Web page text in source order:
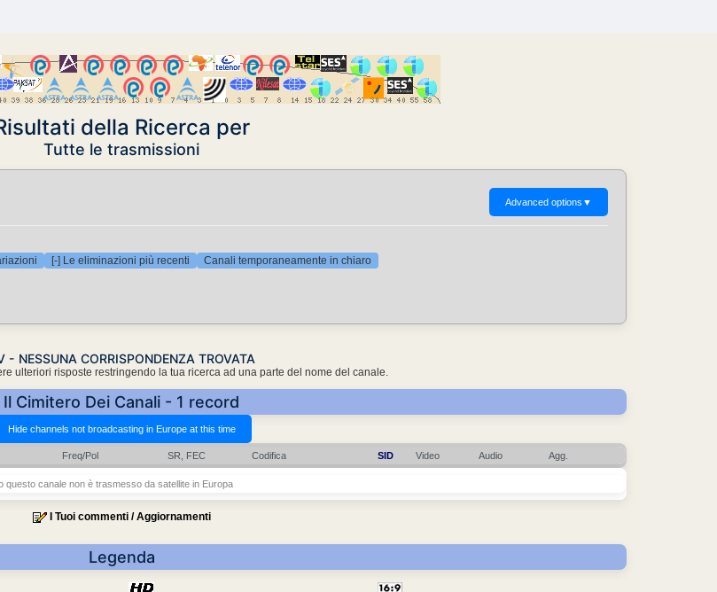
della Ricerca per
Tutte le trasmissioni
Advanced options ▼
[-] Le eliminazioni più recenti Canali temporaneamente in chiaro
- NESSUNA CORRISPONDENZA TROVATA
ulteriori risposte restringendo la tua ricerca ad una parte del nome del canale.
Il Cimitero Dei Canali - 1 record
Freq/Pol SR, FEC Codifica SID Video Audio Agg.
questo canale non è trasmesso da satellite in Europa
I Tuoi commenti / Aggiornamenti
Legenda